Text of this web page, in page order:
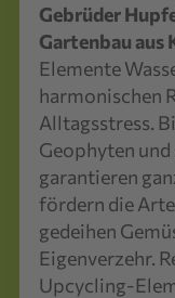
Gebrüder
Gartenbau aus
Elemente
harmonischen
Alltagsstress.
Geophyten
garantieren
fördern die
gedeihen
Eigenverzehr.
Upcycling-